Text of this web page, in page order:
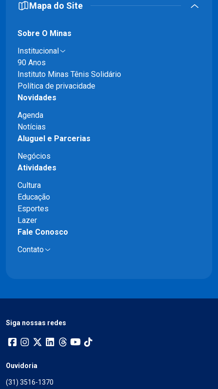
Mapa do Site
Sobre O Minas
Institucional
90 Anos
Instituto Minas Tênis Solidário
Política de privacidade
Novidades
Agenda
Notícias
Aluguel e Parcerias
Negócios
Atividades
Cultura
Educação
Esportes
Lazer
Fale Conosco
Contato
Siga nossas redes
Ouvidoria
(31) 3516-1370